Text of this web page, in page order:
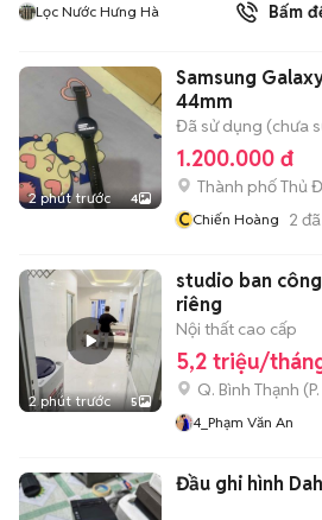
Lọc Nước Hưng Hà Bấm
2 phút trước 4
Samsung
44mm
Đã sử dụng (chưa
1.200.000 đ
Thành phố Thủ
CChiến Hoàng 2
2 phút trước 5
studio ban
riêng
Nội thất cao cấp
5,2 triệu/
Q. Bình Thạnh (
4_Phạm Văn An
Đầu ghi hình